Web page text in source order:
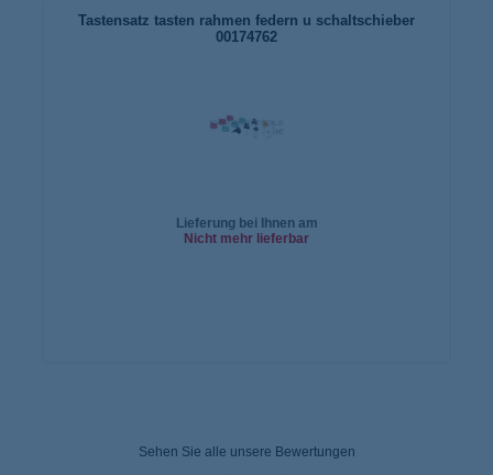
Tastensatz tasten rahmen federn u schaltschieber
00174762
Lieferung bei Ihnen am
Nicht mehr lieferbar
Sehen Sie alle unsere Bewertungen